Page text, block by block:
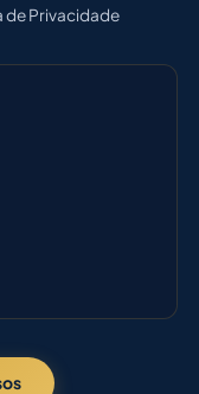
de Privacidade